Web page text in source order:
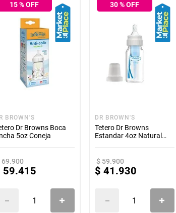
15% OFF
BROWN'S
Dr Browns Boca
5oz Coneja
69.900
59.415
30% OFF
DR BROWN'S
Tetero Dr Browns
Estandar 4oz Natural
$59.900
$ 41.930